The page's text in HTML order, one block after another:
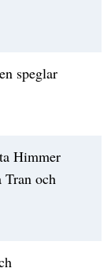
speglar
Himmer
och